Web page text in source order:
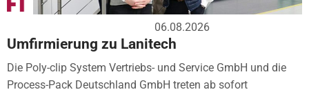
06.08.2026
Umfirmierung zu Lanitech
Die Poly-clip System Vertriebs- und Service GmbH und die
Process-Pack Deutschland GmbH treten ab sofort